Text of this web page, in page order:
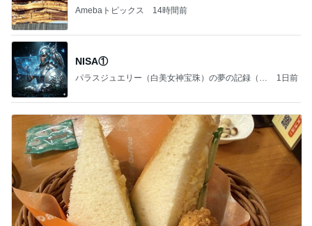
Amebaトピックス 14時間前
NISA①
パラスジュエリー（白美女神宝珠）の夢の記録（続
1日前